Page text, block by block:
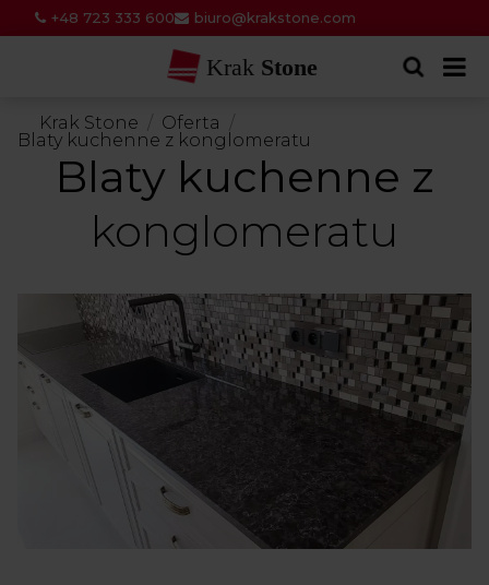
+48 723 333 600 biuro@krakstone.com
Krak Stone
Krak Stone
Oferta
Blaty kuchenne z konglomeratu
Blaty kuchenne z
konglomeratu